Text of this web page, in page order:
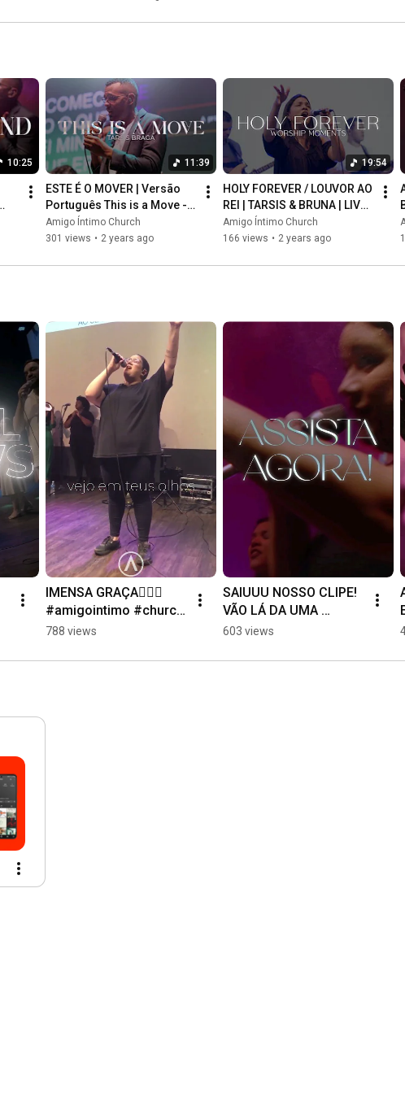
-- Instagram: https://www.instagram.com/amigointimo...
#worship#shorts #reels
#palavradedeus
#amigointimo
#rnvds #renovados#church#igreja #drops
10:25 11:39
ESTE É O MOVER | Versão
Português This is a Move -
Bethel Music | TARSIS
BRAGA
Amigo Íntimo Church
301 views • 2 years ago
19:54
HOLY FOREVER / LOUVOR AO
REI | TARSIS & BRUNA | LIVE
SESSION
Amigo Íntimo Church
166 views • 2 years ago
IMENSA GRAÇA❤️‍🔥🔥
#amigointimo #church
#worship #praise
788 views
SAIUUU NOSSO CLIPE!
VÃO LÁ DA UMA
OLHADA QUE TA TOP!!
#church #shorts
603 views